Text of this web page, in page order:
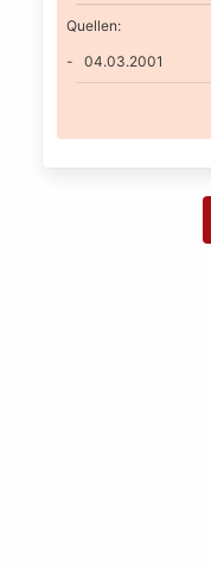
Quellen:
04.03.2001